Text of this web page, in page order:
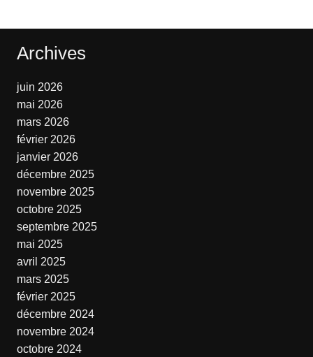
Archives
juin 2026
mai 2026
mars 2026
février 2026
janvier 2026
décembre 2025
novembre 2025
octobre 2025
septembre 2025
mai 2025
avril 2025
mars 2025
février 2025
décembre 2024
novembre 2024
octobre 2024